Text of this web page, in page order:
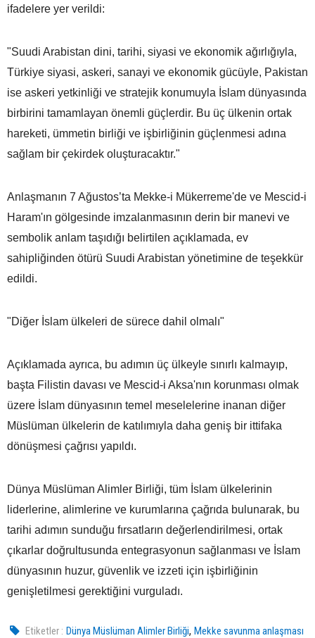
ifadelere yer verildi:
"Suudi Arabistan dini, tarihi, siyasi ve ekonomik ağırlığıyla,
Türkiye siyasi, askeri, sanayi ve ekonomik gücüyle, Pakistan
ise askeri yetkinliği ve stratejik konumuyla İslam dünyasında
birbirini tamamlayan önemli güçlerdir. Bu üç ülkenin ortak
hareketi, ümmetin birliği ve işbirliğinin güçlenmesi adına
sağlam bir çekirdek oluşturacaktır."
Anlaşmanın 7 Ağustos’ta Mekke-i Mükerreme'de ve Mescid-i
Haram'ın gölgesinde imzalanmasının derin bir manevi ve
sembolik anlam taşıdığı belirtilen açıklamada, ev
sahipliğinden ötürü Suudi Arabistan yönetimine de teşekkür
edildi.
"Diğer İslam ülkeleri de sürece dahil olmalı"
Açıklamada ayrıca, bu adımın üç ülkeyle sınırlı kalmayıp,
başta Filistin davası ve Mescid-i Aksa'nın korunması olmak
üzere İslam dünyasının temel meselelerine inanan diğer
Müslüman ülkelerin de katılımıyla daha geniş bir ittifaka
dönüşmesi çağrısı yapıldı.
Dünya Müslüman Alimler Birliği, tüm İslam ülkelerinin
liderlerine, alimlerine ve kurumlarına çağrıda bulunarak, bu
tarihi adımın sunduğu fırsatların değerlendirilmesi, ortak
çıkarlar doğrultusunda entegrasyonun sağlanması ve İslam
dünyasının huzur, güvenlik ve izzeti için işbirliğinin
genişletilmesi gerektiğini vurguladı.
Etiketler : Dünya Müslüman Alimler Birliği,Mekke savunma anlaşması